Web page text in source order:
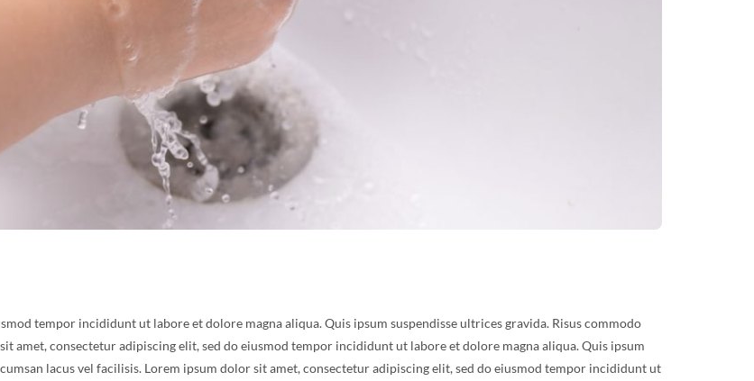
tempor incididunt ut labore et dolore magna aliqua. Quis ipsum suspendisse ultrices gravida. Risus commodo
amet, consectetur adipiscing elit, sed do eiusmod tempor incididunt ut labore et dolore magna aliqua. Quis ipsum
lacus vel facilisis. Lorem ipsum dolor sit amet, consectetur adipiscing elit, sed do eiusmod tempor incididunt ut